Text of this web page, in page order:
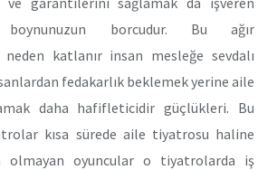
borcudur. Bu ağır
katlanır insan mesleğe sevdalı
fedakarlık beklemek yerine aile
daha hafifleticidir güçlükleri. Bu
kısa sürede aile tiyatrosu haline
olmayan oyuncular o tiyatrolarda iş